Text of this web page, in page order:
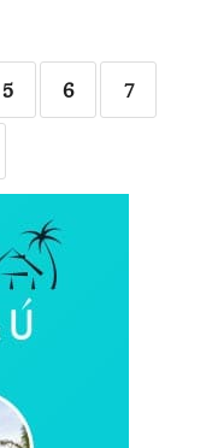
5 6 7